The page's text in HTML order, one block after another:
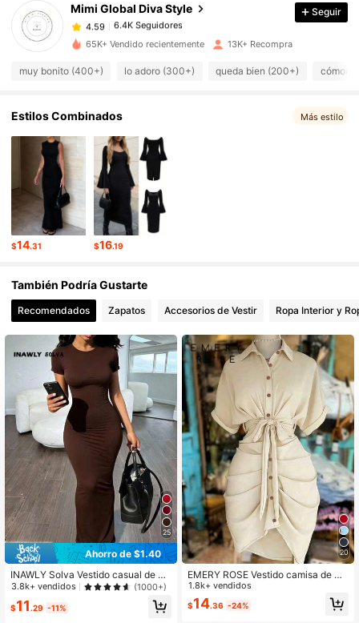
Mimi Global Diva Style
6.4K Seguidores
m***n pagóHace 16 horas
4.59 6.4K Seguidores
4.59 6.4K Seguidores
4.59 6.4K Seguidores
4.59 6.4K Seguidores
4.59 6.4K Seguidores
6.4K Seguidores
4.59 6.4K Seguidores
Seguir
65K+ Vendido recientemente 13K+ Recompra
muy bonito (400+) lo adoro (300+) queda bien (200+)
Estilos Combinados Más estilo
$14.31 $16.19
También Podría Gustarte
Recomendados Zapatos Accesorios de Vestir Ropa Interior y
25
Ahorro de $1.40
INAWLY Solva Vestido casual de m
ujer de unicolor y ajuste ceñido, par
3.8k+ vendidos (1000+)
$11.29 -11%
20
EMERY ROSE Vestido camisa de ma
nga corta con cuello, abotonadura s
encilla y cintura con lazo
1.8k+ vendidos
$14.36 -24%